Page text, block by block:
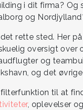
i dit firma? Og
og
rette sted. Her
oversigt over
og
og det
til at
, oplevelser